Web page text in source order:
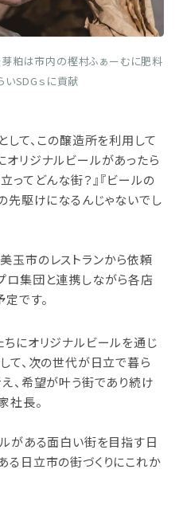
粕は市内の樫村ふぁーむに肥料
いSDGｓに貢献
して、この醸造所を利用して
オリジナルビールがあったら
ってどんな街？』『ビールの
先駆けになるんじゃないでし
玉市のレストランから依頼
ロ集団と連携しながら各店
です。
ちにオリジナルビールを通じ
て、次の世代が日立で暮ら
、希望が叶う街であり続け
社長。
がある面白い街を目指す日
る日立市の街づくりにこれか